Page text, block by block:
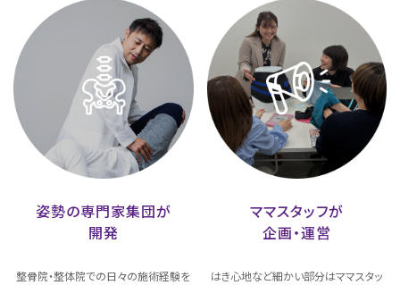
姿勢の専門家集団が
開発
整骨院・整体院での日々の施術経験を
ママスタッフが
企画・運営
はき心地など細かい部分はママスタッ